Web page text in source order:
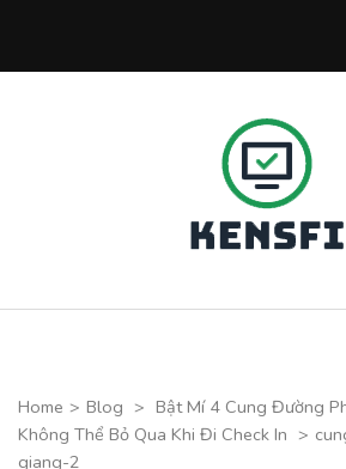
Home > Blog > Bật Mí 4 Cung Đường
Không Thể Bỏ Qua Khi Đi Check In >
giang-2